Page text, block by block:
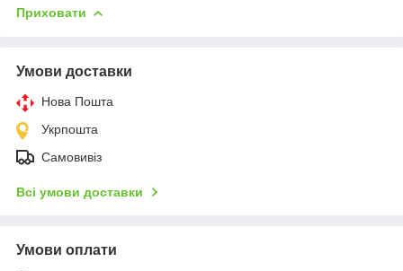
Приховати
Умови доставки
Нова Пошта
Укрпошта
Самовивіз
Всі умови доставки
Умови оплати